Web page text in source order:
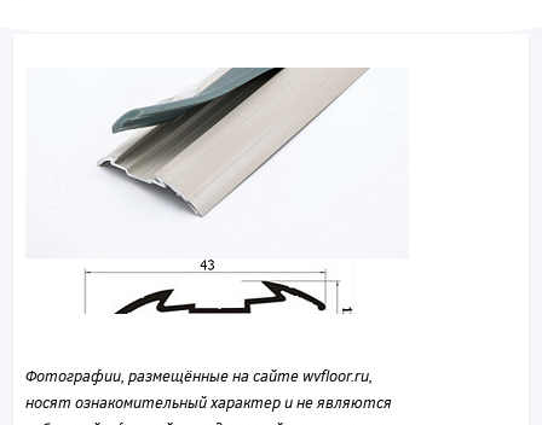
Фотографии, размещённые на сайте wvfloor.ru,
носят ознакомительный характер и не являются